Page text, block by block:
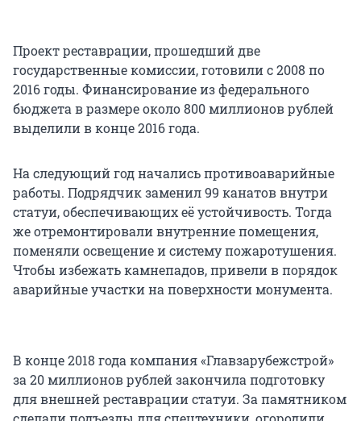
Проект реставрации, прошедший две
государственные комиссии, готовили с 2008 по
2016 годы. Финансирование из федерального
бюджета в размере около 800 миллионов рублей
выделили в конце 2016 года.
На следующий год начались противоаварийные
работы. Подрядчик заменил 99 канатов внутри
статуи, обеспечивающих её устойчивость. Тогда
же отремонтировали внутренние помещения,
поменяли освещение и систему пожаротушения.
Чтобы избежать камнепадов, привели в порядок
аварийные участки на поверхности монумента.
В конце 2018 года компания «Главзарубежстрой»
за 20 миллионов рублей закончила подготовку
для внешней реставрации статуи. За памятником